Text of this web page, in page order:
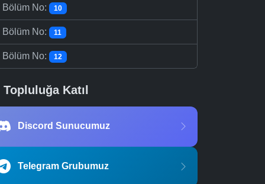
Bölüm No: 10
Bölüm No: 11
Bölüm No: 12
Topluluğa Katıl
Discord Sunucumuz
Telegram Grubumuz